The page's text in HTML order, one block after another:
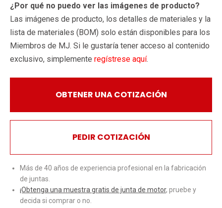
¿Por qué no puedo ver las imágenes de producto?
Las imágenes de producto, los detalles de materiales y la
lista de materiales (BOM) solo están disponibles para los
Miembros de MJ. Si le gustaría tener acceso al contenido
exclusivo, simplemente regístrese aquí.
OBTENER UNA COTIZACIÓN
PEDIR COTIZACIÓN
Más de 40 años de experiencia profesional en la fabricación
de juntas.
¡Obtenga una muestra gratis de junta de motor, pruebe y
decida si comprar o no.